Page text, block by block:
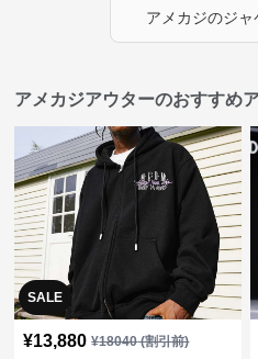
アメカジのジャ
アメカジアウターのおすすめ
SALE
¥13,880 ¥18040(割引前)